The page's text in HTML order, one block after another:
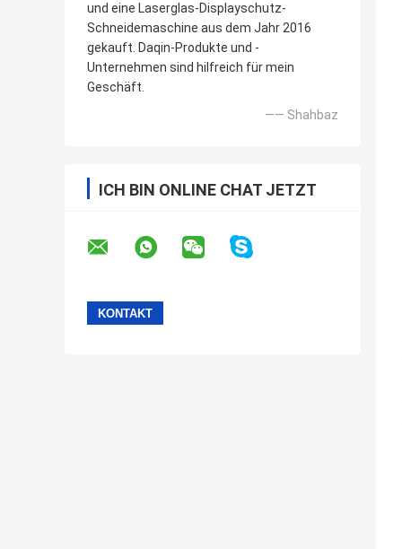
und eine Laserglas-Displayschutz-
Schneidemaschine aus dem Jahr 2016
gekauft. Daqin-Produkte und -
Unternehmen sind hilfreich für mein
Geschäft.
—— Shahbaz
ICH BIN ONLINE CHAT JETZT